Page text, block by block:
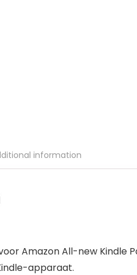
information
Amazon All-new Kindle
apparaat.